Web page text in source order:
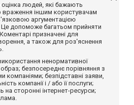
оцінка людей, які бажають
враження іншим користувачам
аргументацією
Це допоможе багатьом прийняти
призначені для
а також для роз'яснення
ненормативної
безпосереднє порівняння з
компаніями; безпідставні заяви,
компанії і / або її послуги;
на сторонні інтернет-ресурси;